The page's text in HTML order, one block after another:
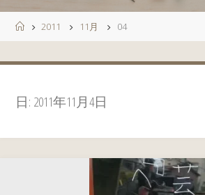
ス
プ
ホ
ー
2011 11月 04
日: 2011年11月4日